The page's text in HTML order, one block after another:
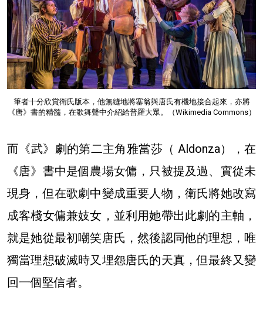
筆者十分欣賞衛氏版本，他無縫地將塞翁與唐氏有機地接合起來，亦將
《唐》書的精髓，在歌舞聲中介紹給普羅大眾。（Wikimedia Commons）
而《武》劇的第二主角雅當莎（ Aldonza），在
《唐》書中是個農場女傭，只被提及過、實從未
現身，但在歌劇中變成重要人物，衛氏將她改寫
成客棧女傭兼妓女，並利用她帶出此劇的主軸，
就是她從最初嘲笑唐氏，然後認同他的理想，唯
獨當理想破滅時又埋怨唐氏的天真，但最終又變
回一個堅信者。